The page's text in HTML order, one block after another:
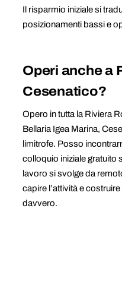
Il risparmio iniziale si
posizionamenti bassi e
Operi anche a
Cesenatico?
Opero in tutta la Riviera
Bellaria Igea Marina,
limitrofe. Posso
colloquio iniziale gratuito
lavoro si svolge da
capire l’attività e
davvero.